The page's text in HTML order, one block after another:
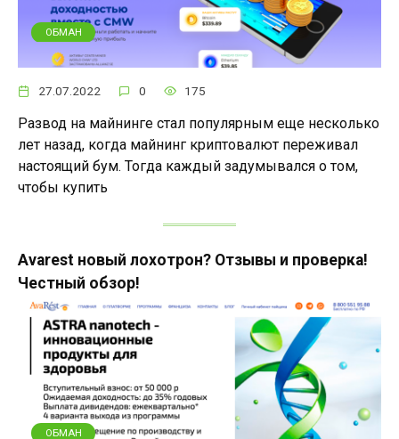
ОБМАН
27.07.2022 0 175
Развод на майнинге стал популярным еще несколько
лет назад, когда майнинг криптовалют переживал
настоящий бум. Тогда каждый задумывался о том,
чтобы купить
Avarest новый лохотрон? Отзывы и проверка!
Честный обзор!
ОБМАН